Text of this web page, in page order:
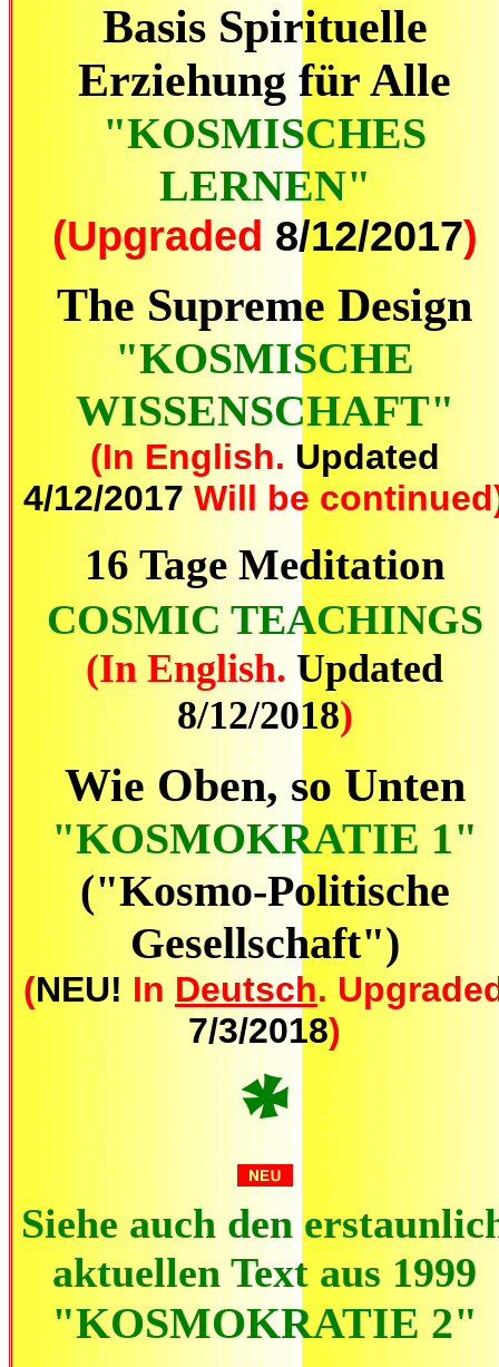
Basis Spirituelle
Erziehung für Alle
"KOSMISCHES
LERNEN"
(Upgraded 8/12/2017)
The Supreme Design
"KOSMISCHE
WISSENSCHAFT"
(In English. Updated
4/12/2017 Will be
16 Tage Meditation
COSMIC TEACHINGS
(In English. Updated
8/12/2018)
Wie Oben, so Unten
"KOSMOKRATIE 1"
("Kosmo-Politische
Gesellschaft")
(NEU! In Deutsch.
7/3/2018)
Siehe auch den
aktuellen Text aus 1999
"KOSMOKRATIE 2"